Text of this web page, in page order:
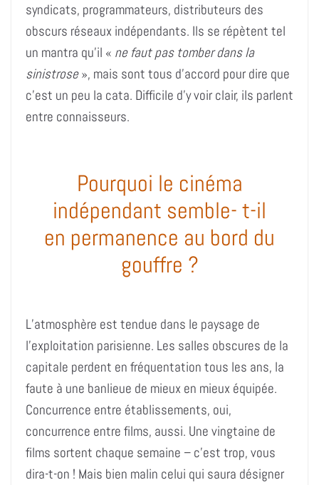
syndicats, programmateurs, distributeurs des
obscurs réseaux indépendants. Ils se répètent tel
un mantra qu’il « ne faut pas tomber dans la
sinistrose», mais sont tous d’accord pour dire que
c’est un peu la cata. Difficile d’y voir clair, ils parlent
entre connaisseurs.
Pourquoi le cinéma
indépendant semble- t-il
en permanence au bord du
gouffre ?
L’atmosphère est tendue dans le paysage de
l’exploitation parisienne. Les salles obscures de la
capitale perdent en fréquentation tous les ans, la
faute à une banlieue de mieux en mieux équipée.
Concurrence entre établissements, oui,
concurrence entre films, aussi. Une vingtaine de
films sortent chaque semaine – c’est trop, vous
dira-t-on ! Mais bien malin celui qui saura désigner